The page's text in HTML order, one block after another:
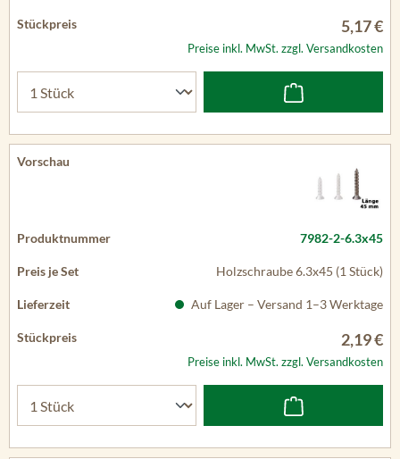
5,17 €
Preise inkl. MwSt. zzgl. Versandkosten
7982-2-6.3x45
Holzschraube 6.3x45 (1 Stück)
Auf Lager – Versand 1–3 Werktage
2,19 €
Preise inkl. MwSt. zzgl. Versandkosten